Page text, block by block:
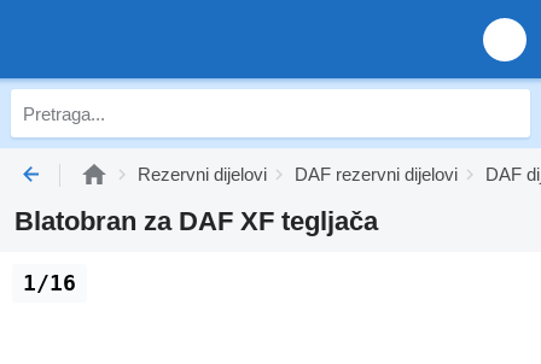
Rezervni dijelovi DAF rezervni dijelovi DAF
Blatobran za DAF XF tegljača
1/16